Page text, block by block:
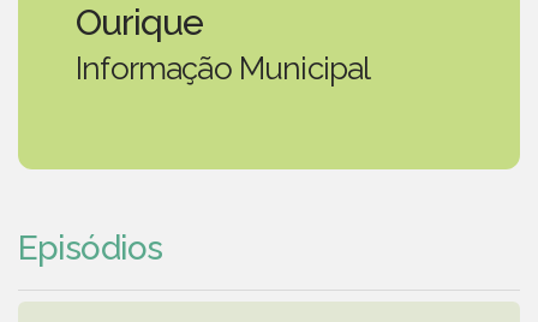
Ourique
Informação Municipal
Episódios